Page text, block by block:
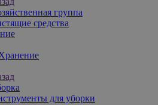
группа
средства
для уборки